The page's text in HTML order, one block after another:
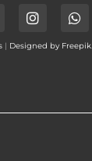
| Designed by Freepik